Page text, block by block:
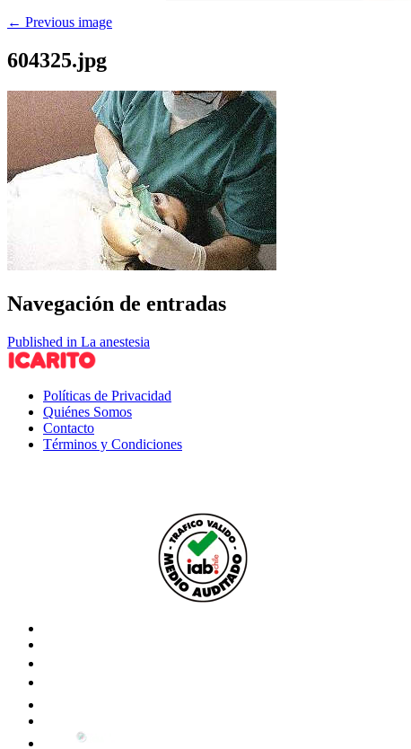
← Previous image
604325.jpg
Navegación de entradas
Published in La anestesia
Políticas de Privacidad
Quiénes Somos
Contacto
Términos y Condiciones